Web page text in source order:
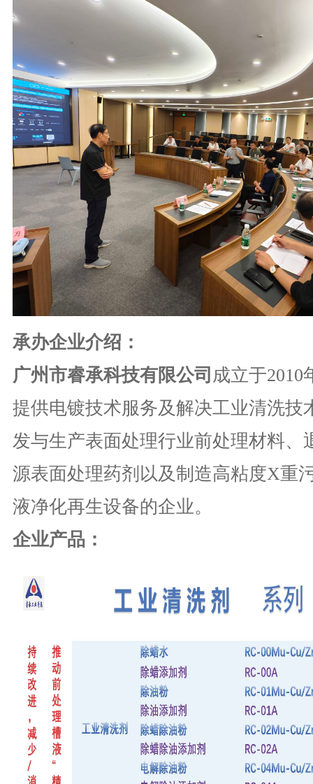
承办企业介绍：
广州市睿承科技有限公司 成立于2010
提供电镀技术服务及解决工业清洗技
发与生产表面处理行业前处理材料、
源表面处理药剂以及制造高粘度X重
液净化再生设备的企业。
企业产品：